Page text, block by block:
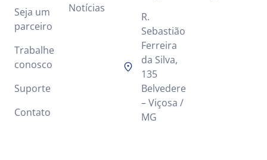
Seja um
parceiro
Trabalhe
conosco
Suporte
Contato
Notícias
R.
Sebastião
Ferreira
da Silva,
135
Belvedere
– Viçosa /
MG